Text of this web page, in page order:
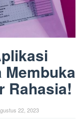
Membuka
Rahasia!
22, 2023